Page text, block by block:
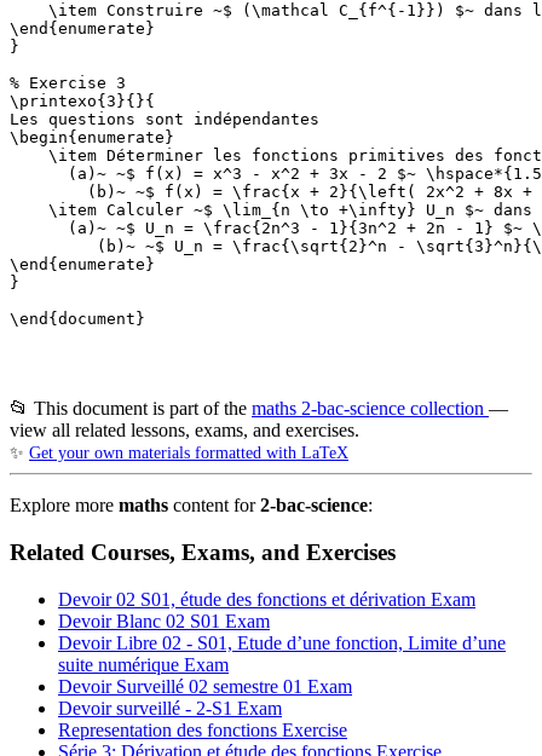
\item Construire ~$ (\mathcal C_{f^{-1}}) $~ dans
\end{enumerate}
}
% Exercise 3
\printexo{3}{}{
Les questions sont indépendantes
\begin{enumerate}
\item Déterminer les fonctions primitives des
(a)~ ~$ f(x) = x^3 - x^2 + 3x - 2 $~
(b)~ ~$ f(x) = \frac{x + 2}{\left( 2x^2 + 8x +
\item Calculer ~$ \lim_{n \to +\infty} U_n $~ dans
(a)~ ~$ U_n = \frac{2n^3 - 1}{3n^2 + 2n - 1} $~
(b)~ ~$ U_n = \frac{\sqrt{2}^n -
\end{enumerate}
}
\end{document}
📂 This document is part of the maths 2-bac-science collection —
view all related lessons, exams, and exercises.
✨ Get your own materials formatted with LaTeX
Explore more maths content for2-bac-science:
Related Courses, Exams, and Exercises
Devoir 02 S01, étude des fonctions et dérivation Exam
Devoir Blanc 02 S01 Exam
Devoir Libre 02 - S01, Etude d’une fonction, Limite d’une
suite numérique Exam
Devoir Surveillé 02 semestre 01 Exam
Devoir surveillé - 2-S1 Exam
Representation des fonctions Exercise
Série 3: Dérivation et étude des fonctions Exercise